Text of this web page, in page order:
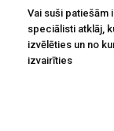
Vai suši patiešām
speciālisti atklāj,
izvēlēties un no
izvairīties